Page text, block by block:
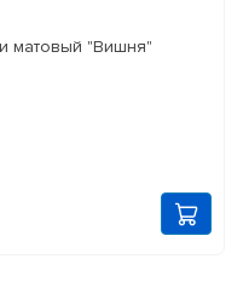
матовый "Вишня"